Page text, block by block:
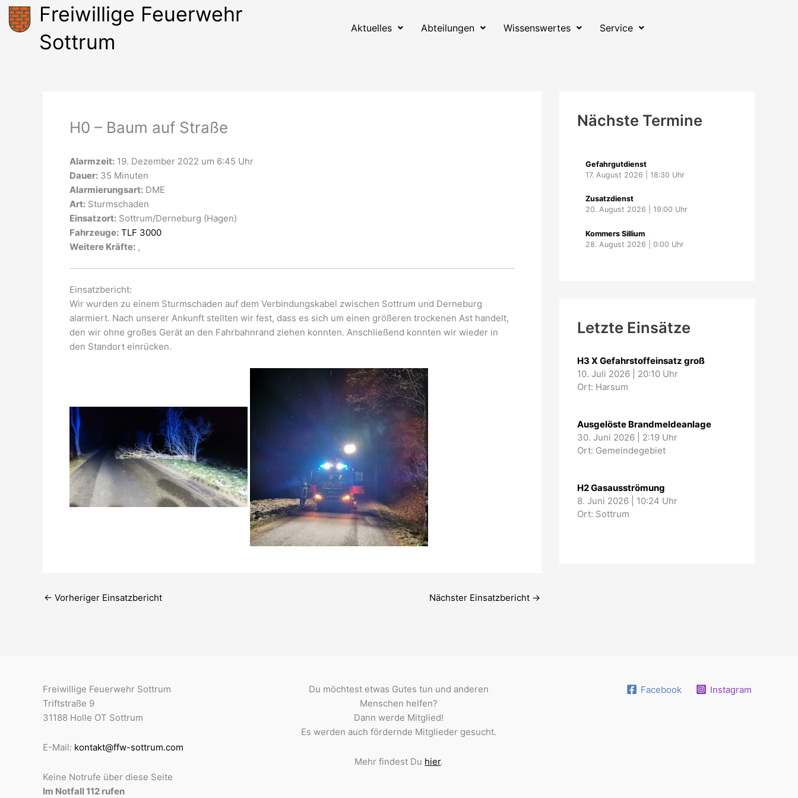
Zum
Inhalt
springen
Freiwillige Feuerwehr
Sottrum
Aktuelles Abteilungen Wissenswertes Service
H0 – Baum auf Straße
Alarmzeit: 19. Dezember 2022 um 6:45 Uhr
Dauer: 35 Minuten
Alarmierungsart: DME
Art: Sturmschaden
Einsatzort: Sottrum/Derneburg (Hagen)
Fahrzeuge: TLF 3000
Weitere Kräfte: ,
Einsatzbericht:
Wir wurden zu einem Sturmschaden auf dem Verbindungskabel zwischen Sottrum und Derneburg
alarmiert. Nach unserer Ankunft stellten wir fest, dass es sich um einen größeren trockenen Ast handelt,
den wir ohne großes Gerät an den Fahrbahnrand ziehen konnten. Anschließend konnten wir wieder in
den Standort einrücken.
← Vorheriger Einsatzbericht Nächster Einsatzbericht →
Nächste Termine
Gefahrgutdienst
17. August 2026
18:30 Uhr
Zusatzdienst
20. August 2026
19:00 Uhr
Kommers Sillium
28. August 2026
0:00 Uhr
Letzte Einsätze
H3 X Gefahrstoffeinsatz groß
10. Juli 2026
20:10 Uhr
Ort: Harsum
Ausgelöste Brandmeldeanlage
30. Juni 2026
2:19 Uhr
Ort: Gemeindegebiet
H2 Gasausströmung
8. Juni 2026
10:24 Uhr
Ort: Sottrum
Freiwillige Feuerwehr Sottrum
Triftstraße 9
31188 Holle OT Sottrum
E-Mail: kontakt@ffw-sottrum.com
Keine Notrufe über diese Seite
Im Notfall 112 rufen
Du möchtest etwas Gutes tun und anderen
Menschen helfen?
Dann werde Mitglied!
Es werden auch fördernde Mitglieder gesucht.
Mehr findest Du hier.
Facebook Instagram